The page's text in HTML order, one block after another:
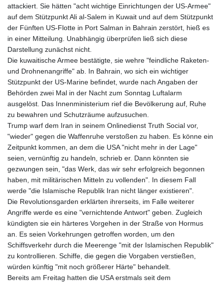
attackiert. Sie hätten "acht wichtige Einrichtungen der US-Armee"
auf dem Stützpunkt Ali al-Salem in Kuwait und auf dem Stützpunkt
der Fünften US-Flotte in Port Salman in Bahrain zerstört, hieß es
in einer Mitteilung. Unabhängig überprüfen ließ sich diese
Darstellung zunächst nicht.
Die kuwaitische Armee bestätigte, sie wehre "feindliche Raketen-
und Drohnenangriffe" ab. In Bahrain, wo sich ein wichtiger
Stützpunkt der US-Marine befindet, wurde nach Angaben der
Behörden zwei Mal in der Nacht zum Sonntag Luftalarm
ausgelöst. Das Innenministerium rief die Bevölkerung auf, Ruhe
zu bewahren und Schutzräume aufzusuchen.
Trump warf dem Iran in seinem Onlinedienst Truth Social vor,
"wieder" gegen die Waffenruhe verstoßen zu haben. Es könne ein
Zeitpunkt kommen, an dem die USA "nicht mehr in der Lage"
seien, vernünftig zu handeln, schrieb er. Dann könnten sie
gezwungen sein, "das Werk, das wir sehr erfolgreich begonnen
haben, mit militärischen Mitteln zu vollenden". In diesem Fall
werde "die Islamische Republik Iran nicht länger existieren".
Die Revolutionsgarden erklärten ihrerseits, im Falle weiterer
Angriffe werde es eine "vernichtende Antwort" geben. Zugleich
kündigten sie ein härteres Vorgehen in der Straße von Hormus
an. Es seien Vorkehrungen getroffen worden, um den
Schiffsverkehr durch die Meerenge "mit der Islamischen Republik"
zu kontrollieren. Schiffe, die gegen die Vorgaben verstießen,
würden künftig "mit noch größerer Härte" behandelt.
Bereits am Freitag hatten die USA erstmals seit dem